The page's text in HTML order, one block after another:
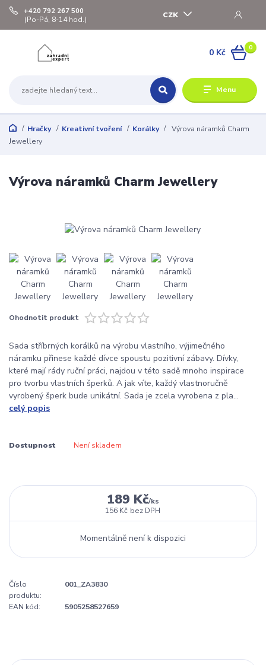
Menu
CZK
+420 792 267 500
(Po-Pá, 8-14 hod.)
0
0 Kč
Hračky Kreativní tvoření Korálky
Výrova náramků Charm
Jewellery
Výrova náramků Charm Jewellery
Ohodnotit produkt
Sada stříbrných korálků na výrobu vlastního, výjimečného
náramku přinese každé dívce spoustu pozitivní zábavy. Dívky,
které mají rády ruční práci, najdou v této sadě mnoho inspirace
pro tvorbu vlastních šperků. A jak víte, každý vlastnoručně
vyrobený šperk bude unikátní. Sada je zcela vyrobena z pla...
celý popis
Dostupnost Není skladem
189 Kč/ks
156 Kč bez DPH
Momentálně není k dispozici
Číslo
produktu:
001_ZA3830
EAN kód: 5905258527659